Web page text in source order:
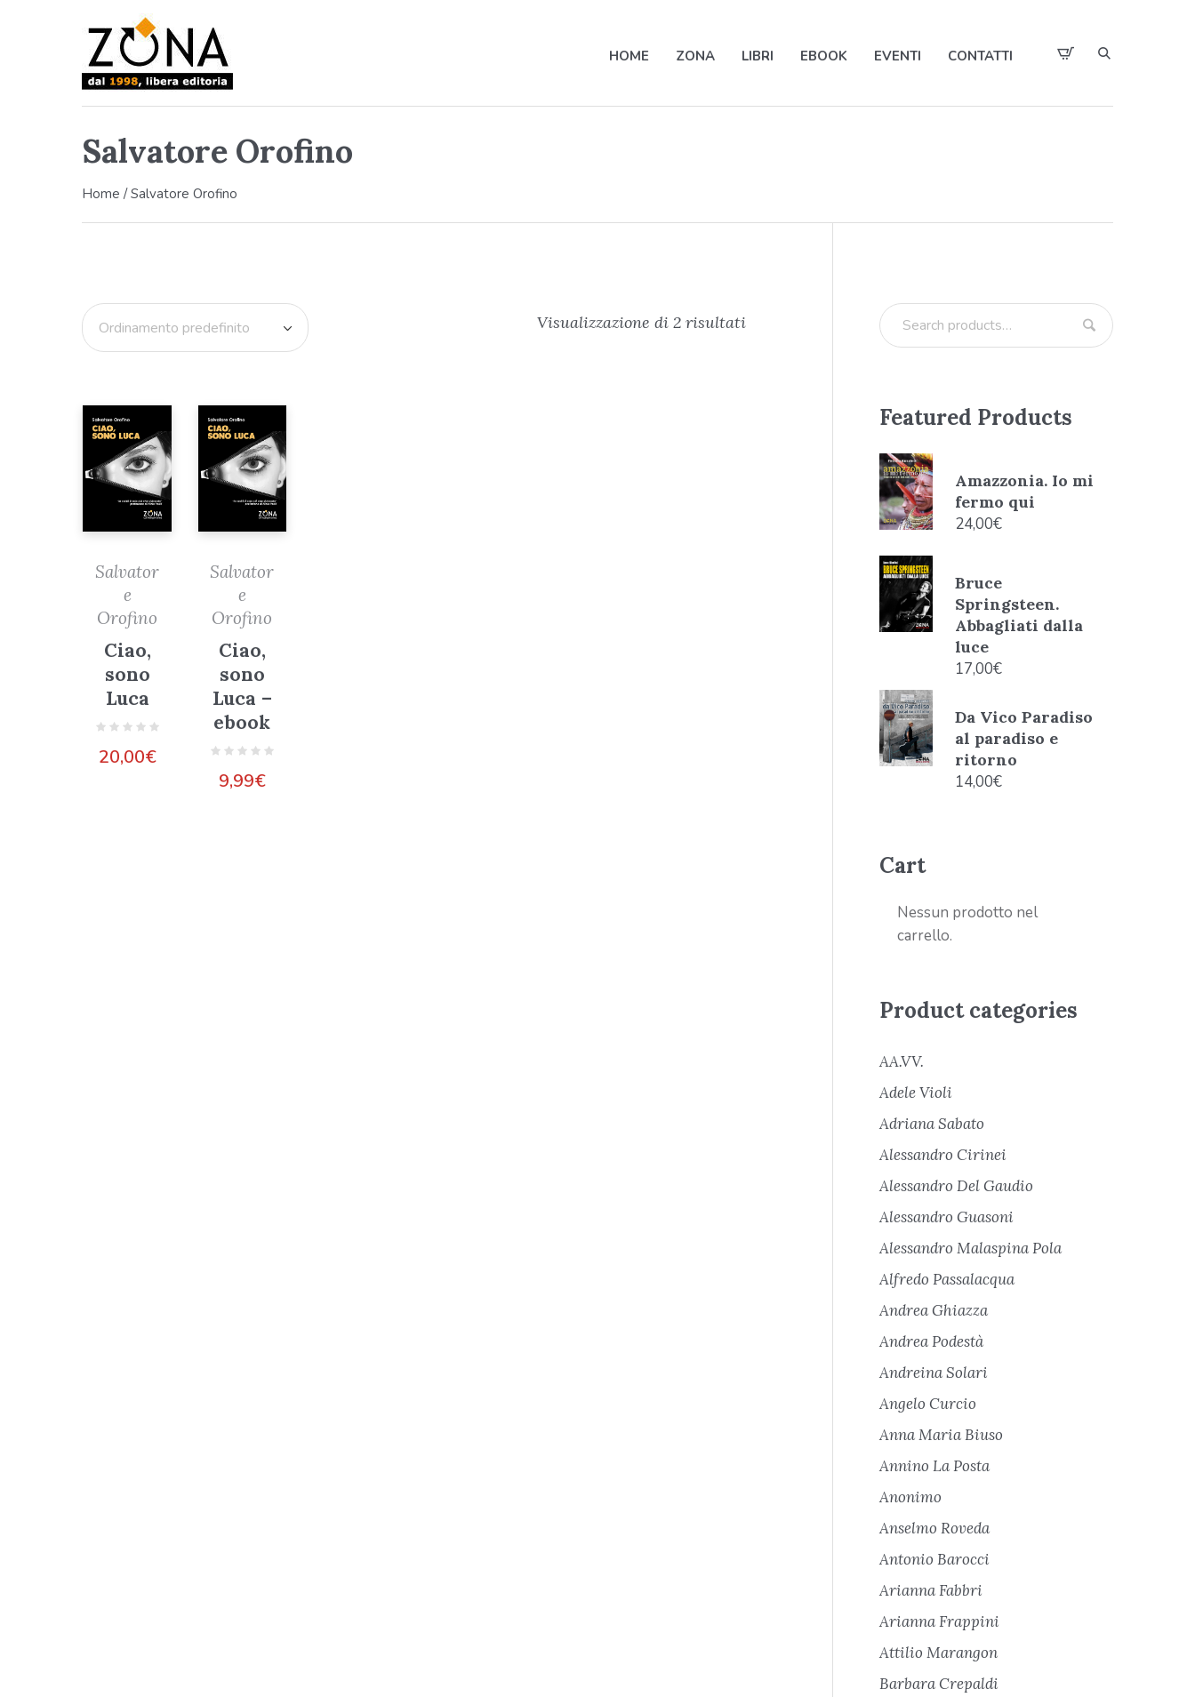
HOME ZONA LIBRI EBOOK EVENTI CONTATTI
Salvatore Orofino
Home / Salvatore Orofino
Visualizzazione di 2 risultati
Salvator
e
Orofino
Ciao,
sono
Luca
20,00€
Salvator
e
Orofino
Ciao,
sono
Luca –
ebook
9,99€
Featured Products
Amazzonia. Io mi
fermo qui
24,00€
Bruce
Springsteen.
Abbagliati dalla
luce
17,00€
Da Vico Paradiso
al paradiso e
ritorno
14,00€
Cart
Nessun prodotto nel
carrello.
Product categories
AA.VV.
Adele Violi
Adriana Sabato
Alessandro Cirinei
Alessandro Del Gaudio
Alessandro Guasoni
Alessandro Malaspina Pola
Alfredo Passalacqua
Andrea Ghiazza
Andrea Podestà
Andreina Solari
Angelo Curcio
Anna Maria Biuso
Annino La Posta
Anonimo
Anselmo Roveda
Antonio Barocci
Arianna Fabbri
Arianna Frappini
Attilio Marangon
Barbara Crepaldi